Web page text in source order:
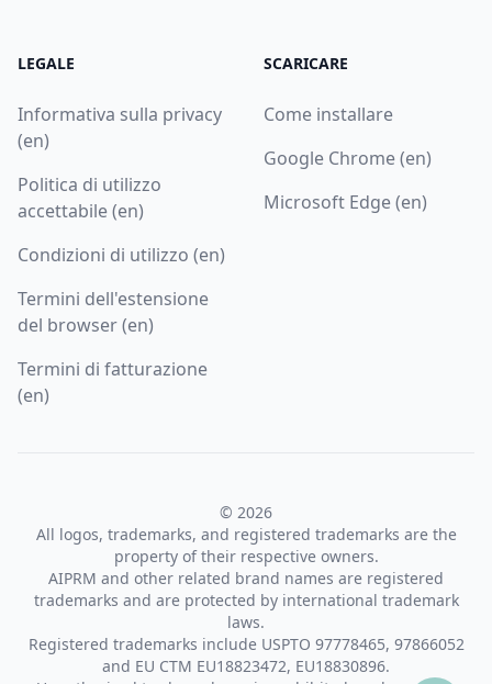
LEGALE
Informativa sulla privacy
(en)
Politica di utilizzo
accettabile (en)
Condizioni di utilizzo (en)
Termini dell'estensione
del browser (en)
Termini di fatturazione
(en)
SCARICARE
Come installare
Google Chrome (en)
Microsoft Edge (en)
© 2026
All logos, trademarks, and registered trademarks are the
property of their respective owners.
AIPRM and other related brand names are registered
trademarks and are protected by international trademark
laws.
Registered trademarks include USPTO 97778465, 97866052
and EU CTM EU18823472, EU18830896.